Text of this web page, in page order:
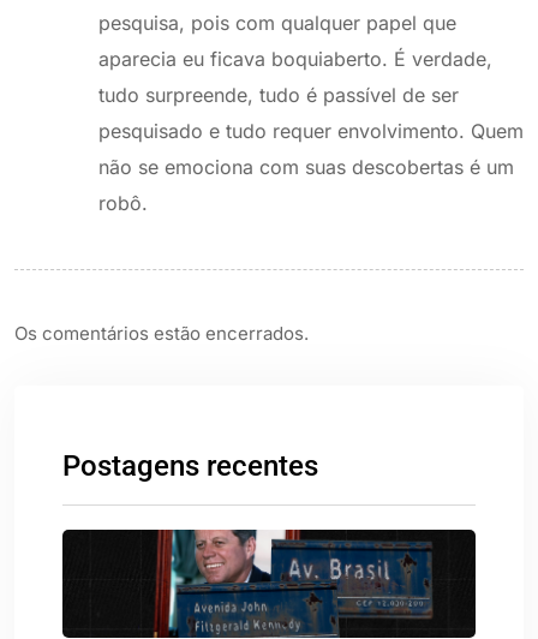
pesquisa, pois com qualquer papel que
aparecia eu ficava boquiaberto. É verdade,
tudo surpreende, tudo é passível de ser
pesquisado e tudo requer envolvimento. Quem
não se emociona com suas descobertas é um
robô.
Os comentários estão encerrados.
Postagens recentes